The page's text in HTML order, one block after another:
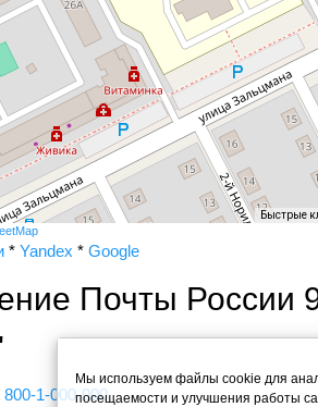
Быстрые
* Yandex * Google
Почты России
800-1-000-000
Мы используем файлы cookie для
посещаемости и улучшения работы